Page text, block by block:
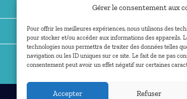
Gérer le consentement aux
Pour offrir les meilleures expériences, nous utilisons des
pour stocker et/ou accéder aux informations des appareils.
technologies nous permettra de traiter des données telles
navigation ou les ID uniques sur ce site. Le fait de ne pas
consentement peut avoir un effet négatif sur certaines
Accepter Refuser